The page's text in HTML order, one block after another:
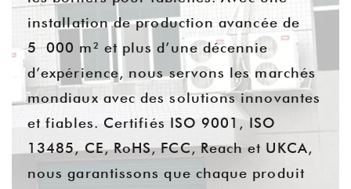
installation de production avancée de
5 000 m² et plus d’une décennie
d’expérience, nous servons les marchés
mondiaux avec des solutions innovantes
et fiables. Certifiés ISO 9001, ISO
13485, CE, RoHS, FCC, Reach et UKCA,
nous garantissons que chaque produit